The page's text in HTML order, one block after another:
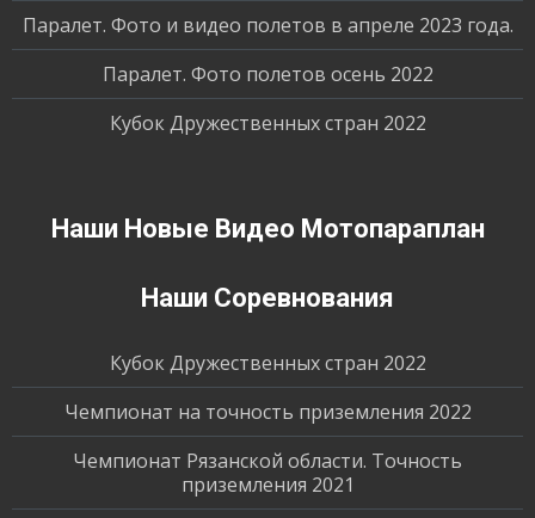
Паралет. Фото и видео полетов в апреле 2023 года.
Паралет. Фото полетов осень 2022
Кубок Дружественных стран 2022
Наши Новые Видео Мотопараплан
Наши Соревнования
Кубок Дружественных стран 2022
Чемпионат на точность приземления 2022
Чемпионат Рязанской области. Точность
приземления 2021